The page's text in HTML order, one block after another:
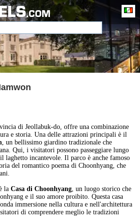
.COM
di Jeollabuk-do, offre una combinazione
e storia. Una delle attrazioni principali è il
, un bellissimo giardino tradizionale che
Qui, i visitatori possono passeggiare lungo
laghetto incantevole. Il parco è anche famoso
del romantico poema di Choonhyang, che
la Casa di Choonhyang, un luogo storico che
e il suo amore proibito. Questa casa
immersione nella cultura e nell'architettura
di comprendere meglio le tradizioni